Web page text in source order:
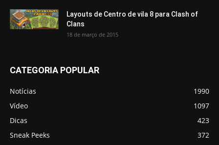
Layouts de Centro de vila 8 para Clash of
Clans
18 de março de 2015
CATEGORIA POPULAR
Notícias
1990
Vídeo
1097
Dicas
423
Sneak Peeks
372